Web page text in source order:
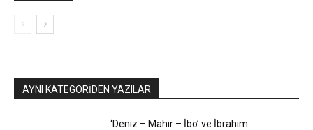
AYNI KATEGORIDEN YAZILAR
‘Deniz – Mahir – İbo’ ve İbrahim